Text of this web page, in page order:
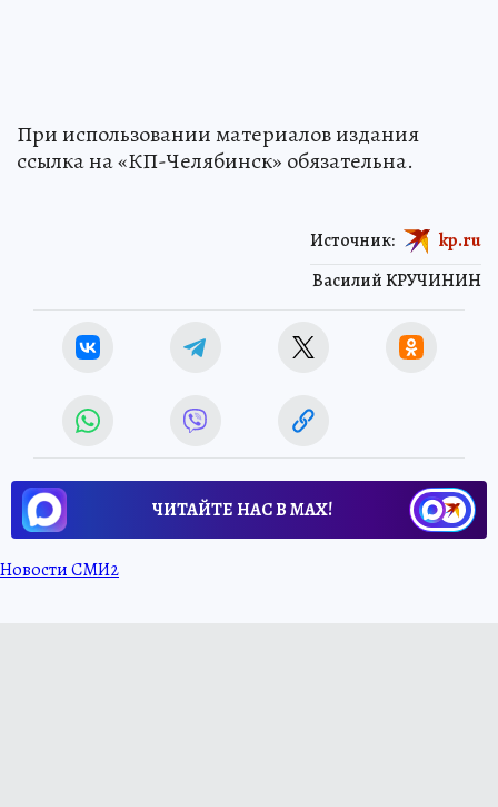
При использовании материалов издания
ссылка на «КП-Челябинск» обязательна.
Василий КРУЧИНИН
Источник: kp.ru
ЧИТАЙТЕ НАС В МАХ!
Новости СМИ2